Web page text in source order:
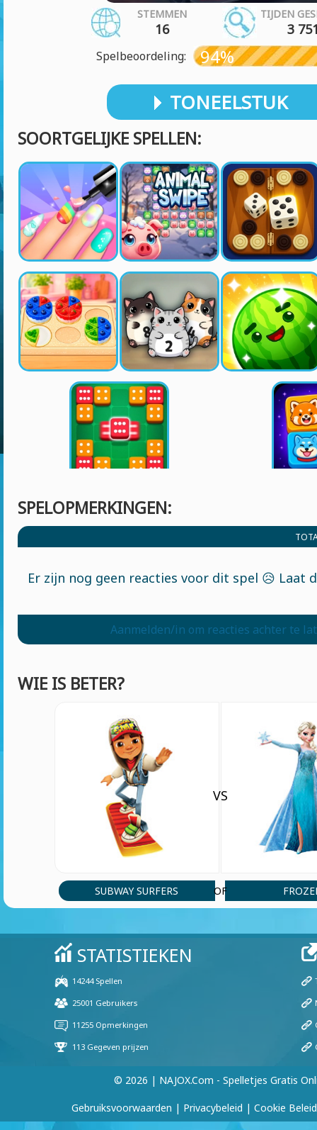
STEMMEN
16
TIJDEN
3
Spelbeoordeling: 94%
TONEELSTUK
SOORTGELIJKE SPELLEN:
SPELOPMERKINGEN:
Er zijn nog geen reacties voor dit spel 😥 Laat
Aanmelden/in om reacties achter te
WIE IS BETER?
SUBWAY SURFERS
VS
OF
© 2026 | NAJOX.com - Spelletjes Gratis
Gebruiksvoorwaarden | Privacybeleid | Cookie Beleid